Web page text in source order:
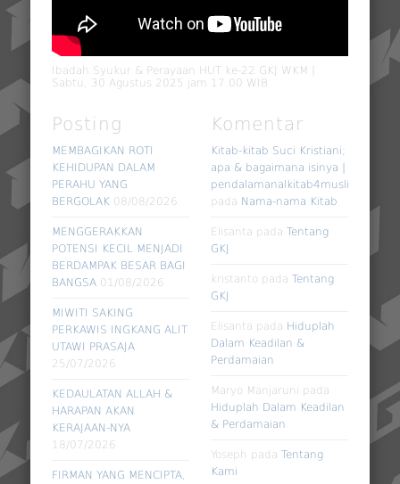
Ibadah Syukur & Perayaan HUT ke-22 GKJ WKM |
Sabtu, 30 Agustus 2025 jam 17.00 WIB
Posting
MEMBAGIKAN ROTI
KEHIDUPAN DALAM
PERAHU YANG
BERGOLAK 08/08/2026
MENGGERAKKAN
POTENSI KECIL MENJADI
BERDAMPAK BESAR BAGI
BANGSA 01/08/2026
MIWITI SAKING
PERKAWIS INGKANG ALIT
UTAWI PRASAJA
25/07/2026
KEDAULATAN ALLAH &
HARAPAN AKAN
KERAJAAN-NYA
18/07/2026
FIRMAN YANG MENCIPTA,
Komentar
Kitab-kitab Suci Kristiani;
apa & bagaimana isinya |
pendalamanalkitab4muslim
pada Nama-nama Kitab
Elisanta padaTentang
GKJ
kristanto padaTentang
GKJ
Elisanta pada Hiduplah
Dalam Keadilan &
Perdamaian
Maryo Manjaruni pada
Hiduplah Dalam Keadilan
& Perdamaian
Yoseph padaTentang
Kami